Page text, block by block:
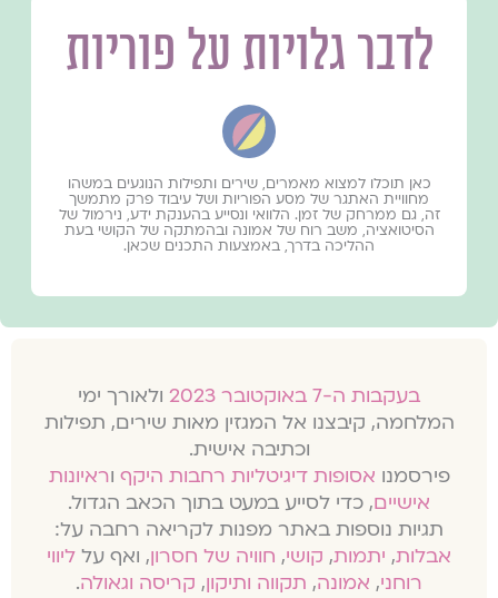
לדבר גלויות על פוריות
כאן תוכלו למצוא מאמרים, שירים ותפילות הנוגעים במשהו
מחוויית האתגר של מסע הפוריות ושל עיבוד פרק מתמשך
זה, גם ממרחק של זמן. הלוואי ונסייע בהענקת ידע, נירמול של
הסיטואציה, משב רוח של אמונה ובהמתקה של הקושי בעת
ההליכה בדרך, באמצעות התכנים שכאן.
בעקבות ה-7 באוקטובר 2023
ולאורך ימי
המלחמה, קיבצנו אל המגזין מאות שירים, תפילות
וכתיבה אישית.
פירסמנו אסופות דיגיטליות רחבות היקףוראיונות
אישיים, כדי לסייע במעט בתוך הכאב הגדול.
תגיות נוספות באתר מפנות לקריאה רחבה על:
אבלות, יתמות, קושי, חוויה של חסרון, ואף על ליווי
רוחני, אמונה, תקווה ותיקון, קריסה וגאולה.